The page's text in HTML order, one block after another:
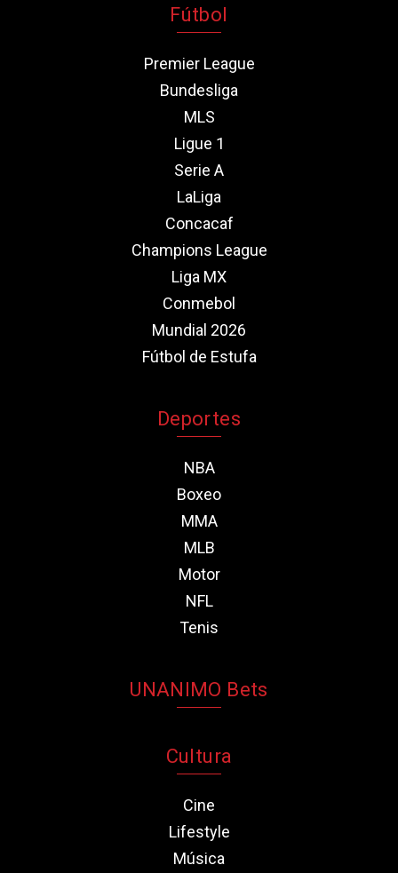
Fútbol
Premier League
Bundesliga
MLS
Ligue 1
Serie A
LaLiga
Concacaf
Champions League
Liga MX
Conmebol
Mundial 2026
Fútbol de Estufa
Deportes
NBA
Boxeo
MMA
MLB
Motor
NFL
Tenis
UNANIMO Bets
Cultura
Cine
Lifestyle
Música